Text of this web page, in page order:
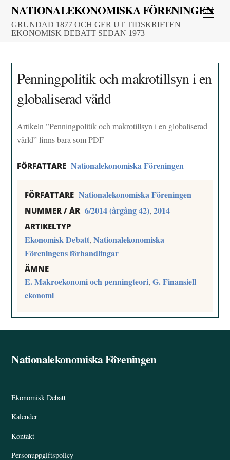
Skip
content
NATIONALEKONOMISKA FÖRENINGEN
GRUNDAD 1877 OCH GER UT TIDSKRIFTEN
EKONOMISK DEBATT SEDAN 1973
Penningpolitik och makrotillsyn i en
globaliserad värld
Artikeln ”Penningpolitik och makrotillsyn i en globaliserad
värld” finns bara som PDF
FÖRFATTARE Nationalekonomiska Föreningen
FÖRFATTARE Nationalekonomiska Föreningen
NUMMER / ÅR 6/2014 (årgång 42),2014
ARTIKELTYP
Ekonomisk Debatt,Nationalekonomiska
Föreningens förhandlingar
ÄMNE
E. Makroekonomi och penningteori,G. Finansiell
ekonomi
Back
Nationalekonomiska Föreningen
Ekonomisk Debatt
Kalender
Kontakt
Personuppgiftspolicy